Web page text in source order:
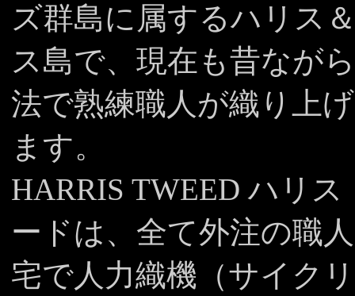
ズ群島に属するハリス
ス島で、現在も昔なが
法で熟練職人が織り上
ます。
HARRIS TWEED ハリス
ードは、全て外注の職
宅で人力織機（サイク